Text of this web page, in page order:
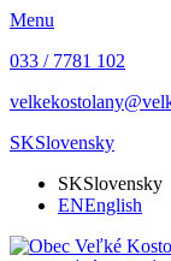
Menu
033 / 7781 102
SKSlovensky
SKSlovensky
ENEnglish